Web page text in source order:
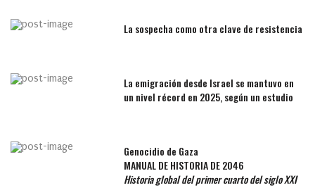
La sospecha como otra clave de resistencia
La emigración desde Israel se mantuvo en
un nivel récord en 2025, según un estudio
Genocidio de Gaza
MANUAL DE HISTORIA DE 2046
Historia global del primer cuarto del siglo XXI